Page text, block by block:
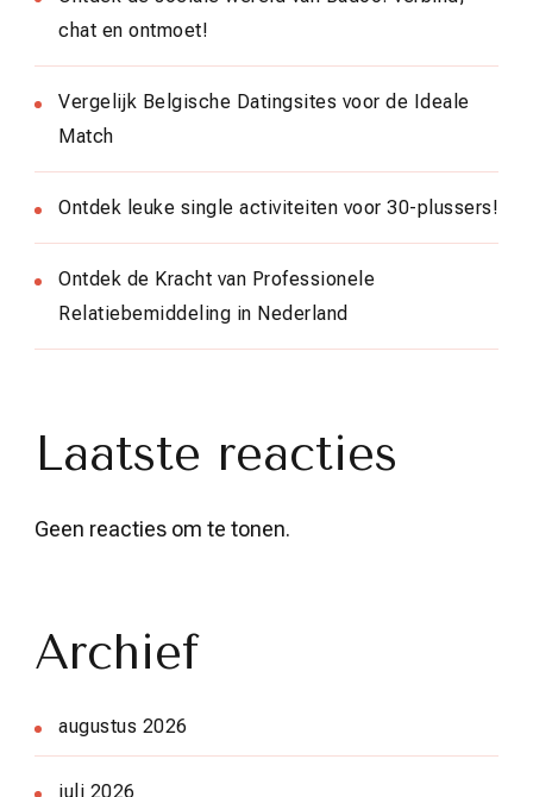
chat en ontmoet!
Vergelijk Belgische Datingsites voor de Ideale
Match
Ontdek leuke single activiteiten voor 30-plussers!
Ontdek de Kracht van Professionele
Relatiebemiddeling in Nederland
Laatste reacties
Geen reacties om te tonen.
Archief
augustus 2026
juli 2026